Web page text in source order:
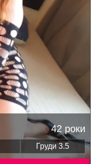
42 роки
Груди 3.5